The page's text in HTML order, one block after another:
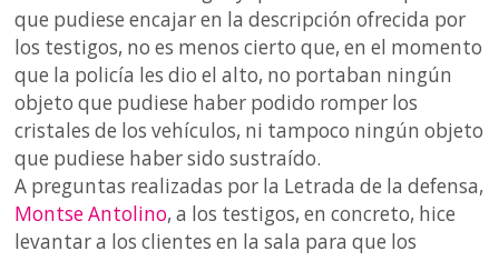
que pudiese encajar en la descripción ofrecida por
los testigos, no es menos cierto que, en el momento
que la policía les dio el alto, no portaban ningún
objeto que pudiese haber podido romper los
cristales de los vehículos, ni tampoco ningún objeto
que pudiese haber sido sustraído.
A preguntas realizadas por la Letrada de la defensa,
Montse Antolino, a los testigos, en concreto, hice
levantar a los clientes en la sala para que los